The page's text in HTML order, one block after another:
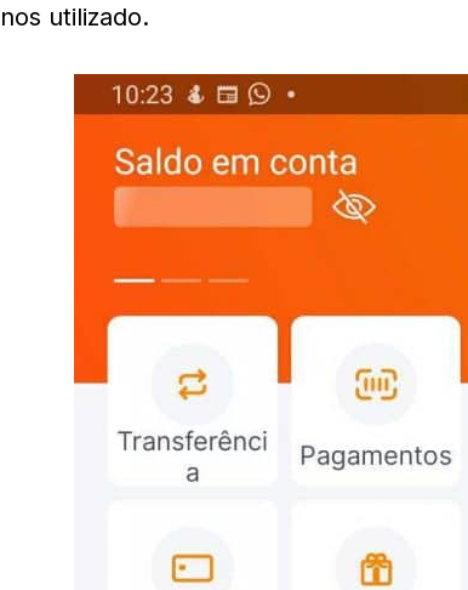
utilizado.